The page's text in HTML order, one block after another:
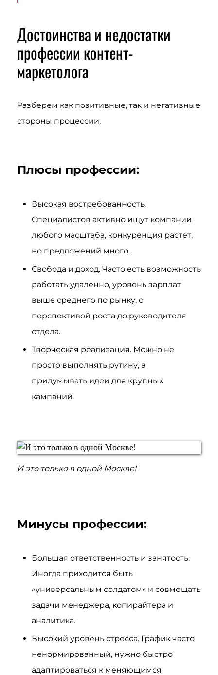
Достоинства и недостатки
профессии контент-
маркетолога
Разберем как позитивные, так и негативные
стороны процессии.
Плюсы профессии:
Высокая востребованность.
Специалистов активно ищут компании
любого масштаба, конкуренция растет,
но предложений много.
Свобода и доход. Часто есть возможность
работать удаленно, уровень зарплат
выше среднего по рынку, с
перспективой роста до руководителя
отдела.
Творческая реализация. Можно не
просто выполнять рутину, а
придумывать идеи для крупных
кампаний.
И это только в одной Москве!
Минусы профессии:
Большая ответственность и занятость.
Иногда приходится быть
«универсальным солдатом» и совмещать
задачи менеджера, копирайтера и
аналитика.
Высокий уровень стресса. График часто
ненормированный, нужно быстро
адаптироваться к меняющимся